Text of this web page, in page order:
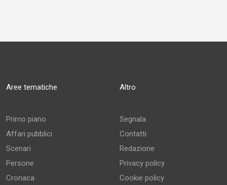
Aree tematiche
Primo piano
Affari pubblici
Scenari
Persone
Cronaca
Altro
Segnala
Contatti
Redazione
Privacy policy
Cookie policy